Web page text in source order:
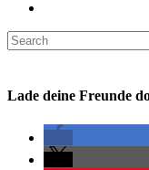
Lade deine Freunde